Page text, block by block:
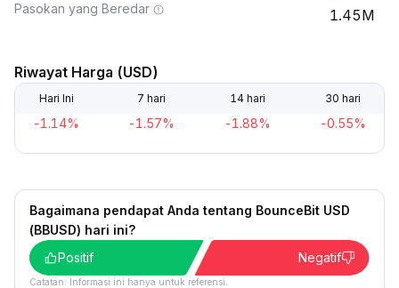
Pasokan yang Beredar 1.45M
Riwayat Harga (USD)
Hari Ini 7 hari 14 hari 30 hari
-1.14% -1.57% -1.88% -0.55%
Bagaimana pendapat Anda tentang BounceBit USD
(BBUSD) hari ini?
Positif
Negatif
Catatan: Informasi ini hanya untuk referensi.